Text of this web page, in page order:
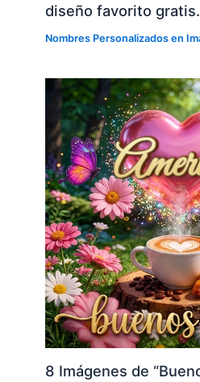
diseño favorito gratis.
Nombres Personalizados en
8 Imágenes de